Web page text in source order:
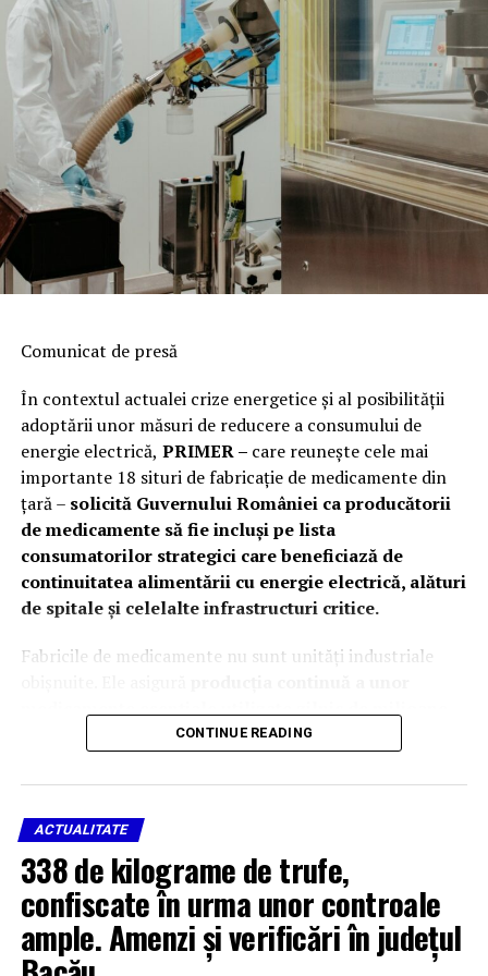
Comunicat de presă
În contextul actualei crize energetice și al posibilității
adoptării unor măsuri de reducere a consumului de
energie electrică, PRIMER – care reuneşte cele mai
importante 18 situri de fabricaţie de medicamente din
ţară – solicită Guvernului României ca producătorii
de medicamente să fie incluși pe lista
consumatorilor strategici care beneficiază de
continuitatea alimentării cu energie electrică, alături
de spitale și celelalte infrastructuri critice.
Fabricile de medicamente nu sunt unități industriale
de pacienți români și de spitalele din toată țara
reprezintă ocondiție indispensabilă pentru
desfășurarea proceselor de fabricație
siguranță și în conformitate cu standardele europene de
Bună Practică de Fabricație (GMP).
Întreruperea alimentării cu energie electrică, chiar și
pentru perioade scurte, poate compromite procese
tehnologice aflate în desfășurare, poate conduce la
CONTINUE READING
ACTUALITATE
338 de kilograme de trufe,
confiscate în urma unor controale
ample. Amenzi și verificări în județul